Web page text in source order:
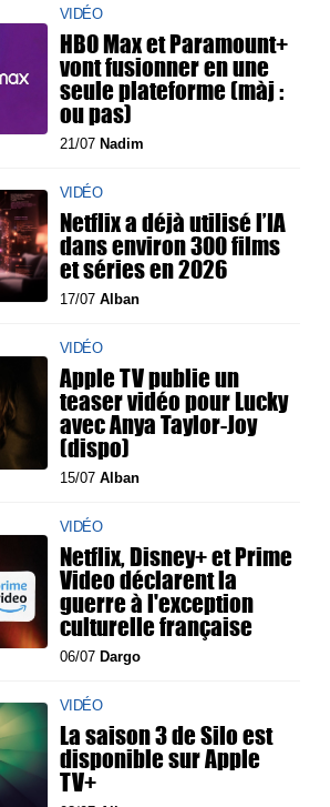
VIDÉO
HBO Max et Paramount+
vont fusionner en une
seule plateforme (màj :
ou pas)
21/07 Nadim
VIDÉO
Netflix a déjà utilisé l’IA
dans environ 300 films
et séries en 2026
17/07 Alban
VIDÉO
Apple TV publie un
teaser vidéo pour Lucky
avec Anya Taylor-Joy
(dispo)
15/07 Alban
VIDÉO
Netflix, Disney+ et Prime
Video déclarent la
guerre à l'exception
culturelle française
06/07 Dargo
VIDÉO
La saison 3 de Silo est
disponible sur Apple
TV+